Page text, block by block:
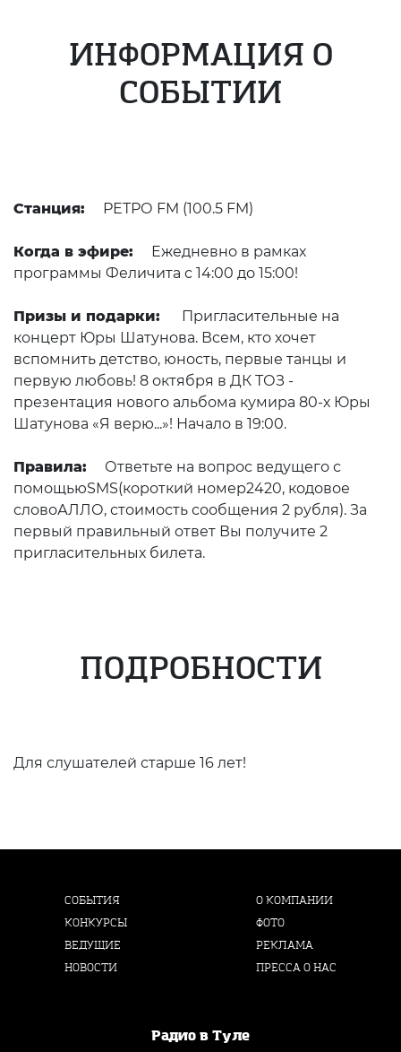
ИНФОРМАЦИЯ О
СОБЫТИИ
Станция: РЕТРО FM (100.5 FM)
Когда в эфире:
Ежедневно в рамках
программы Феличита с 14:00 до 15:00!
Призы и подарки:
Пригласительные на
концерт Юры Шатунова. Всем, кто хочет
вспомнить детство, юность, первые танцы и
первую любовь! 8 октября в ДК ТОЗ -
презентация нового альбома кумира 80-х Юры
Шатунова «Я верю...»! Начало в 19:00.
Правила:
Ответьте на вопрос ведущего с
помощьюSMS(короткий номер2420, кодовое
словоАЛЛО, стоимость сообщения 2 рубля). За
первый правильный ответ Вы получите 2
пригласительных билета.
ПОДРОБНОСТИ
Для слушателей старше 16 лет!
СОБЫТИЯ
КОНКУРСЫ
ВЕДУЩИЕ
НОВОСТИ
О КОМПАНИИ
ФОТО
РЕКЛАМА
ПРЕССА О НАС
Радио в Туле